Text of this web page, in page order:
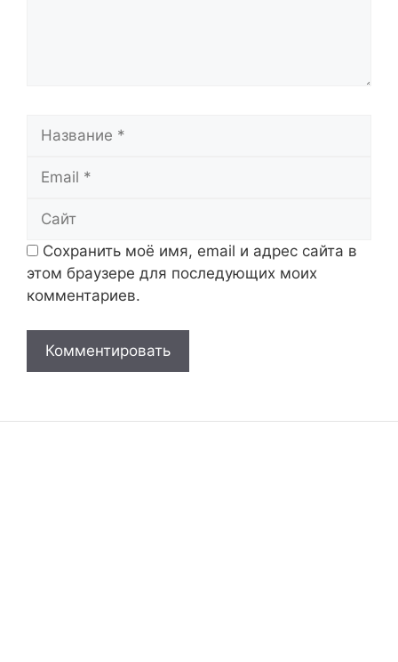
Название
Email
Сайт
Сохранить моё имя, email и адрес сайта в
этом браузере для последующих моих
комментариев.